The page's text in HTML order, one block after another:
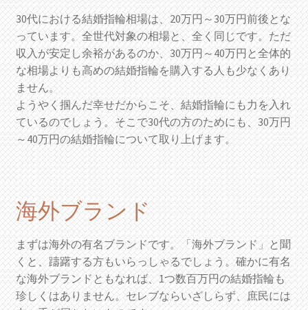
30代における結婚指輪相場は、20万円～30万円前後とな
っています。全世代対象の相場と、全く同じです。ただ
収入が安定し余裕があるのか、30万円～40万円と全体的
な相場よりも高めの結婚指輪を購入する人も少なくあり
ません。
ようやく掴んだ幸せだからこそ、結婚指輪にも力を入れ
ているのでしょう。そこで30代の方のためにも、30万円
～40万円の結婚指輪について取り上げます。
海外ブランド
まずは海外の有名ブランドです。「海外ブランド」と聞
くと、躊躇する方もいらっしゃるでしょう。確かに有名
な海外ブランドともなれば、1つ数百万円の結婚指輪も
珍しくはありません。セレブならいざしらず、庶民には